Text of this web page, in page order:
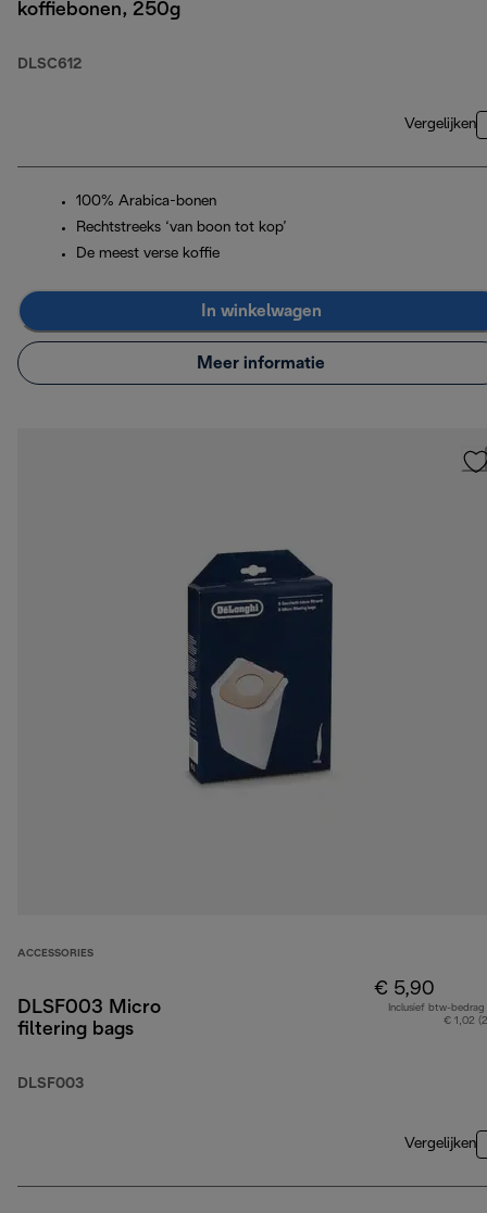
koffiebonen, 250g
DLSC612
Vergelijken
100% Arabica-bonen
Rechtstreeks ‘van boon tot kop’
De meest verse koffie
In winkelwagen
Meer informatie
ACCESSORIES
DLSF003 Micro
filtering bags
DLSF003
€ 5,90
Inclusief btw-bedrag
€ 1,02
Vergelijken